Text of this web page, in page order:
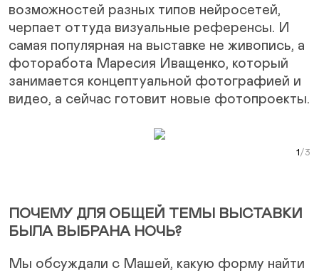
возможностей разных типов нейросетей,
черпает оттуда визуальные референсы. И
самая популярная на выставке не живопись, а
фоторабота Маресия Иващенко, который
занимается концептуальной фотографией и
видео, а сейчас готовит новые фотопроекты.
ПОЧЕМУ ДЛЯ ОБЩЕЙ ТЕМЫ ВЫСТАВКИ
БЫЛА ВЫБРАНА НОЧЬ?
Мы обсуждали с Машей, какую форму найти